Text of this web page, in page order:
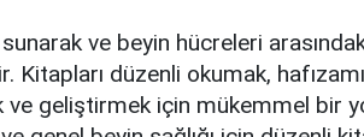
ve beyin hücreleri
Kitapları düzenli okumak,
geliştirmek için mükemmel bir